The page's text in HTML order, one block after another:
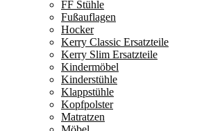
FF Stühle
Fußauflagen
Hocker
Kerry Classic Ersatzteile
Kerry Slim Ersatzteile
Kindermöbel
Kinderstühle
Klappstühle
Kopfpolster
Matratzen